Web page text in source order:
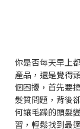
你是否每天早上
產品，還是覺得
個困擾，首先要
髮質問題，背後
何讓毛躁的頭髮
習，輕鬆找到最